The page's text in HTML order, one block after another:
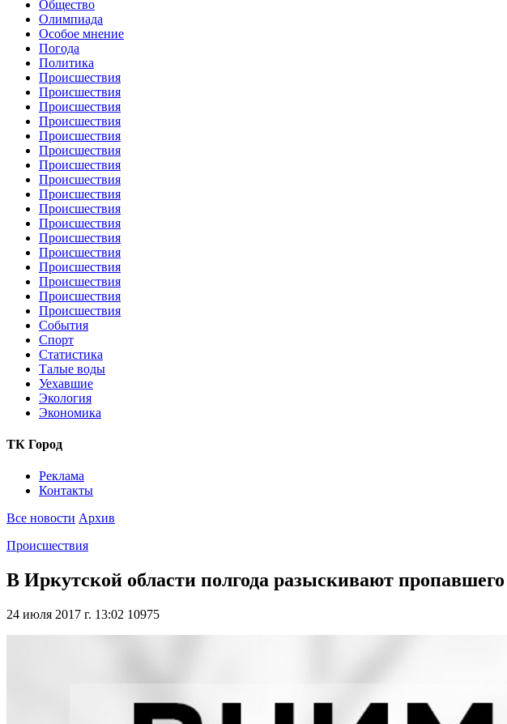
Общество
Олимпиада
Особое мнение
Погода
Политика
Происшествия
Происшествия
Происшествия
Происшествия
Происшествия
Происшествия
Происшествия
Происшествия
Происшествия
Происшествия
Происшествия
Происшествия
Происшествия
Происшествия
Происшествия
Происшествия
Происшествия
События
Спорт
Статистика
Талые воды
Уехавшие
Экология
Экономика
ТК Город
Реклама
Контакты
Все новости Архив
Происшествия
В Иркутской области полгода разыскивают
24 июля 2017 г. 13:02 10975